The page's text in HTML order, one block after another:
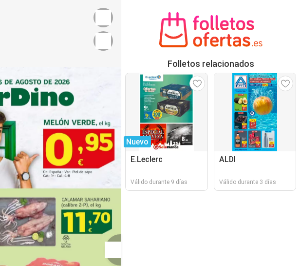
Folletos relacionados
Nuevo
E.Leclerc
Válido durante 9 días
ALDI
Válido durante 3 días